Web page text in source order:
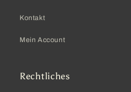
Kontakt
Mein Account
Rechtliches